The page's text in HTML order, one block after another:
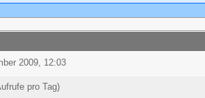
2009, 12:03
pro Tag)